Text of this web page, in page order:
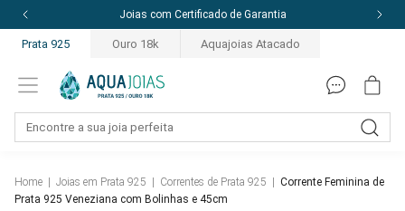
10% off com o cupom: PRIMEIRACOMPRA
Prata 925 Ouro 18k Aquajoias Atacado
Home Joias em Prata 925 Correntes de Prata 925
Corrente Feminina de
Prata 925 Veneziana com Bolinhas e 45cm